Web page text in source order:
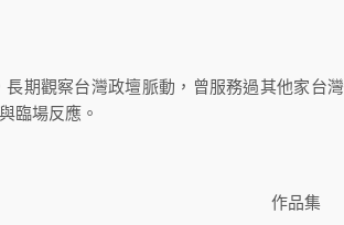
期觀察台灣政壇脈動，曾服務過其他家台灣
臨場反應。
作品集